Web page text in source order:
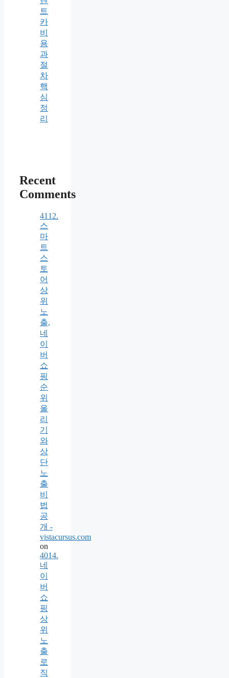
트
카
비
용
과
절
차
핵
심
정
리
Recent
Comments
4112.
스
마
트
스
토
어
상
위
노
출,
네
이
버
쇼
핑
순
위
올
리
기
와
상
단
노
출
비
법
공
개 -
vistacursus.com
on
4014.
네
이
버
쇼
핑
상
위
노
출
로
직